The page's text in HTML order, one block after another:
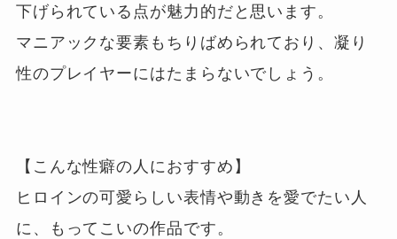
下げられている点が魅力的だと思います。
マニアックな要素もちりばめられており、凝り
性のプレイヤーにはたまらないでしょう。
【こんな性癖の人におすすめ】
ヒロインの可愛らしい表情や動きを愛でたい人
に、もってこいの作品です。